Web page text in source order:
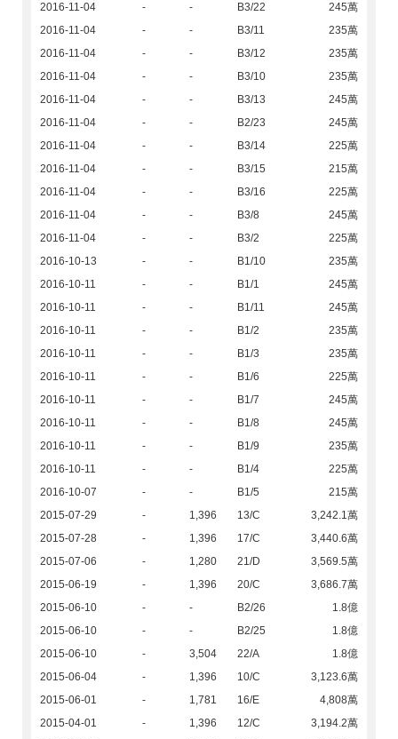
2016-11-04
- - B3/22
245萬
2016-11-04
- - B3/11
235萬
2016-11-04
- - B3/12
235萬
2016-11-04
- - B3/10
235萬
2016-11-04
- - B3/13
245萬
2016-11-04
- - B2/23
245萬
2016-11-04
- - B3/14
225萬
2016-11-04
- - B3/15
215萬
2016-11-04
- - B3/16
225萬
2016-11-04
- - B3/8
245萬
2016-11-04
- - B3/2
225萬
2016-10-13
- - B1/10
235萬
2016-10-11
- - B1/1
245萬
2016-10-11
- - B1/11
245萬
2016-10-11
- - B1/2
235萬
2016-10-11
- - B1/3
235萬
2016-10-11
- - B1/6
225萬
2016-10-11
- - B1/7
245萬
2016-10-11
- - B1/8
245萬
2016-10-11
- - B1/9
235萬
2016-10-11
- - B1/4
225萬
2016-10-07
- - B1/5
215萬
2015-07-29
- 1,396 13/C
3,242.1萬
2015-07-28
- 1,396 17/C
3,440.6萬
2015-07-06
- 1,280 21/D
3,569.5萬
2015-06-19
- 1,396 20/C
3,686.7萬
2015-06-10
- - B2/26
1.8億
2015-06-10
- - B2/25
1.8億
2015-06-10
- 3,504 22/A
1.8億
2015-06-04
- 1,396 10/C
3,123.6萬
2015-06-01
- 1,781 16/E
4,808萬
2015-04-01
- 1,396 12/C
3,194.2萬